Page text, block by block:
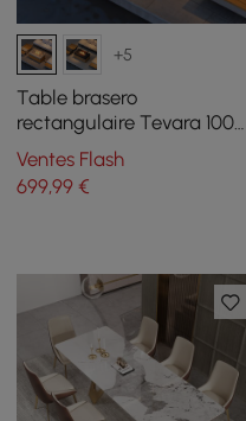
+5
Table brasero
rectangulaire Tevara 100
cm au propane sans fumée
sable
Ventes Flash
699,99 €